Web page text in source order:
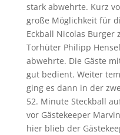
stark abwehrte. Kurz
große Möglichkeit für
Eckball Nicolas Burger
Torhüter Philipp
abwehrte. Die Gäste
gut bedient. Weiter
ging es dann in der
52. Minute Steckball
vor Gästekeeper
hier blieb der